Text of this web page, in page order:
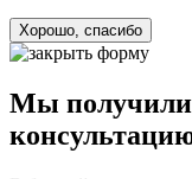
Хорошо, спасибо
Мы получили